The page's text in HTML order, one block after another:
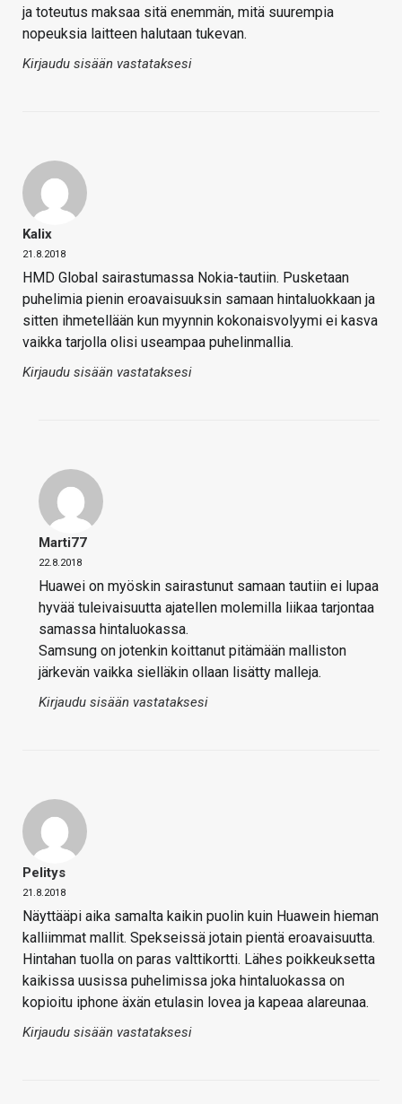
ja toteutus maksaa sitä enemmän, mitä suurempia
nopeuksia laitteen halutaan tukevan.
Kirjaudu sisään vastataksesi
Kalix
21.8.2018
HMD Global sairastumassa Nokia-tautiin. Pusketaan
puhelimia pienin eroavaisuuksin samaan hintaluokkaan ja
sitten ihmetellään kun myynnin kokonaisvolyymi ei kasva
vaikka tarjolla olisi useampaa puhelinmallia.
Kirjaudu sisään vastataksesi
Marti77
22.8.2018
Huawei on myöskin sairastunut samaan tautiin ei lupaa
hyvää tuleivaisuutta ajatellen molemilla liikaa tarjontaa
samassa hintaluokassa.
Samsung on jotenkin koittanut pitämään malliston
järkevän vaikka sielläkin ollaan lisätty malleja.
Kirjaudu sisään vastataksesi
Pelitys
21.8.2018
Näyttääpi aika samalta kaikin puolin kuin Huawein hieman
kalliimmat mallit. Spekseissä jotain pientä eroavaisuutta.
Hintahan tuolla on paras valttikortti. Lähes poikkeuksetta
kaikissa uusissa puhelimissa joka hintaluokassa on
kopioitu iphone äxän etulasin lovea ja kapeaa alareunaa.
Kirjaudu sisään vastataksesi